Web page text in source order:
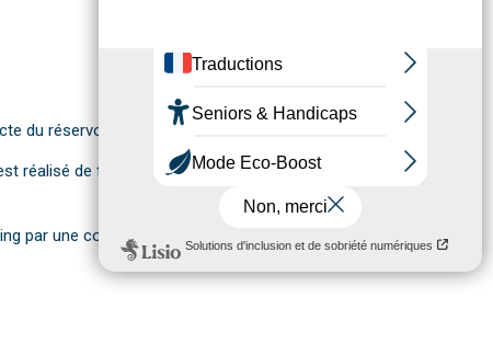
du réservoir de Château Chastaing.
réalisé de façon simultanée sur les deux puits, sauf
par une conduite longue de 2 800 m.